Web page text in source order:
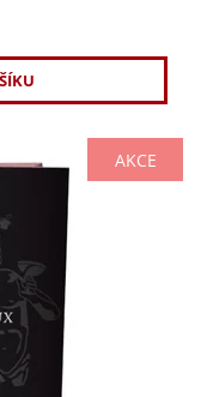
AKCE
pro 3 lahve.
vytvořte s ní